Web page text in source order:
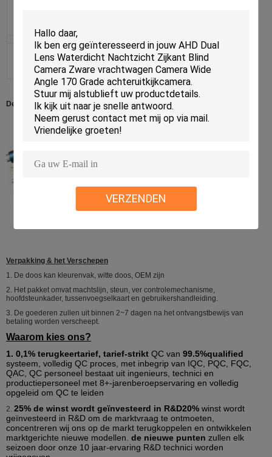
VERZENDEN
De kabel van BNC en van 4 speld voor facultatieve onderstaand
Verpakking & het Verschepen
1. De doos kan kleurenvak, witte doos, OEM zijn
2. Het pakket omvat machtslijn, steun, ver controlemechanisme,
hoofdsteunkader, tussenvoegselkaart en gebruikershandleiding.
3. De goederen zullen uit binnen 2~7 dagen na het ontvangstbewijs van
betaling worden verscheept.
Waarom kies ons?
1. 0,1% terugkeertarief, tarief-strikt QC van 99.5%qualified
systeem, volledig QC proces, met inbegrip van IQC, PQC, FQC,
QAC, QC personeel bestaat uit ingenieurs, technici en
productiepersoneel met 8+-jarenberoepservaring en volledig
opgeleid om QC te leiden
2. 25% de winst wordt geïnvesteerd in R&D20% winst wordt
geïnvesteerd in R&D om de marktvraag te ontmoeten,
concentreren wij ons op de markt terugkoppelen en ontwikkelen
marktgerichte nieuwe modellen. de nieuwe punten zullen elk
seizoen door onze 10 jaar-ervaring R&D technici worden